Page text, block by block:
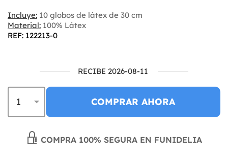
Incluye: 10 globos de látex de 30 cm
Material: 100% Látex
REF: 122213-0
RECIBE 2026-08-11
COMPRAR AHORA
COMPRA 100% SEGURA EN FUNIDELIA